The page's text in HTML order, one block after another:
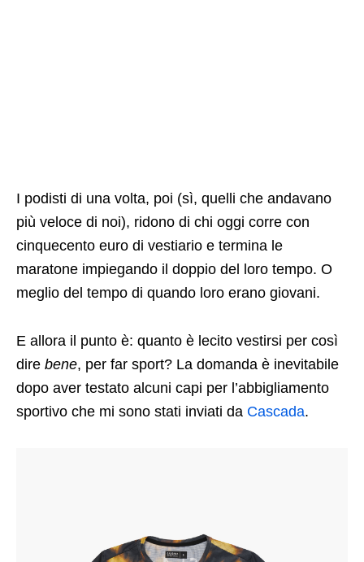
I podisti di una volta, poi (sì, quelli che andavano
più veloce di noi), ridono di chi oggi corre con
cinquecento euro di vestiario e termina le
maratone impiegando il doppio del loro tempo. O
meglio del tempo di quando loro erano giovani.
E allora il punto è: quanto è lecito vestirsi per così
dire bene, per far sport? La domanda è inevitabile
dopo aver testato alcuni capi per l’abbigliamento
sportivo che mi sono stati inviati da Cascada.